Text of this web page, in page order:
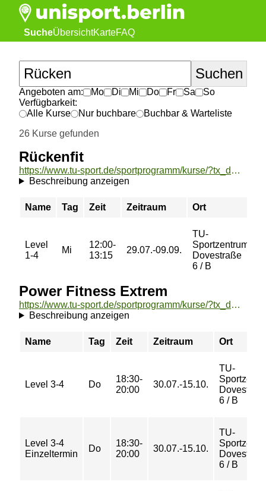
SucheÜbersichtKarteFAQ
Angeboten am: Mo Di Mi Do Fr Sa
So
Verfügbarkeit:
Alle Kurse
Nur buchbare
Buchbar & Warteliste
26 Kurse gefunden
Rückenfit
https://www.tu-sport.de/sportprogramm/kurse/?tx_dwzeh_courses%5Baction%5D=show&tx_dwzeh_courses%5BsportsDescription%5D=1120&cHash=4b84843f3d41dce7343cd3bd9e0f00d9
Beschreibung anzeigen
Name Tag Zeit Zeitraum Ort
Level
1-4
Mi
12:00-
13:15
29.07.-09.09.
TU-
Sportzentrum
Dovestraße
6 / B
Power Fitness Extrem
https://www.tu-sport.de/sportprogramm/kurse/?tx_dwzeh_courses%5Baction%5D=show&tx_dwzeh_courses%5BsportsDescription%5D=1550&cHash=0e867a6d64381214e48afdbaa34fb728
Beschreibung anzeigen
Name Tag Zeit Zeitraum Ort
Level 3-4 Do
18:30-
20:00
30.07.-15.10.
TU-
6 / B
Level 3-4
Einzeltermin
Do
18:30-
20:00
30.07.-15.10.
TU-
6 / B